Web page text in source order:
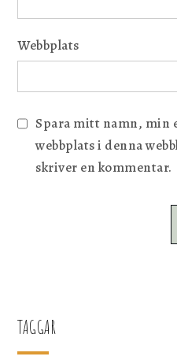
Webbplats
Spara mitt namn, min
webbplats i denna
skriver en kommentar.
TAGGAR